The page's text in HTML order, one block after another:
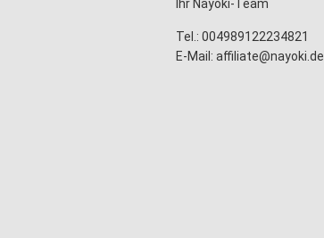
Ihr Nayoki-Team
Tel.: 004989122234821
E-Mail: affiliate@nayoki.de